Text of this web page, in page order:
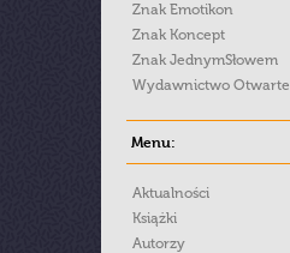
Znak Emotikon
Znak Koncept
Znak JednymSłowem
Wydawnictwo Otwarte
Menu:
Aktualności
Książki
Autorzy